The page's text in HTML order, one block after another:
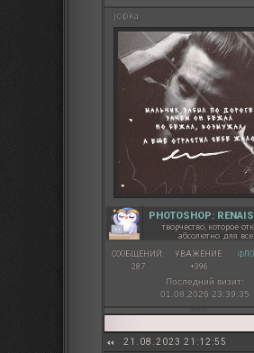
jopka
PHOTOSHOP:
творчество, которое
абсолютно для
СООБЩЕНИЙ:
287
УВАЖЕНИЕ:
+396
Последний визит:
01.08.2026 23:39:35
21.08.2023 21:12:55